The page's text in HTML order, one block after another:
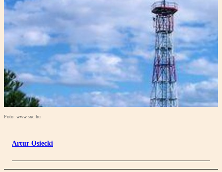
Foto: www.sxc.hu
Artur Osiecki